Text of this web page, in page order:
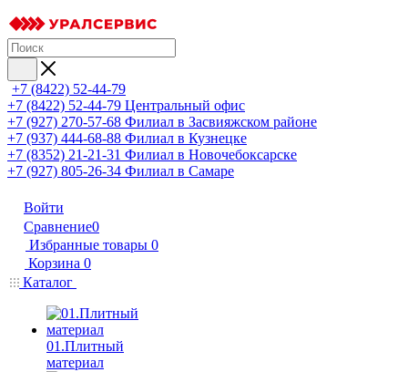
+7 (8422) 52-44-79
+7 (8422) 52-44-79 Центральный офис
+7 (927) 270-57-68 Филиал в Засвияжском районе
+7 (937) 444-68-88 Филиал в Кузнецке
+7 (8352) 21-21-31 Филиал в Новочебоксарске
+7 (927) 805-26-34 Филиал в Самаре
Войти
Сравнение0
Избранные товары 0
Корзина 0
Каталог
01.Плитный
материал